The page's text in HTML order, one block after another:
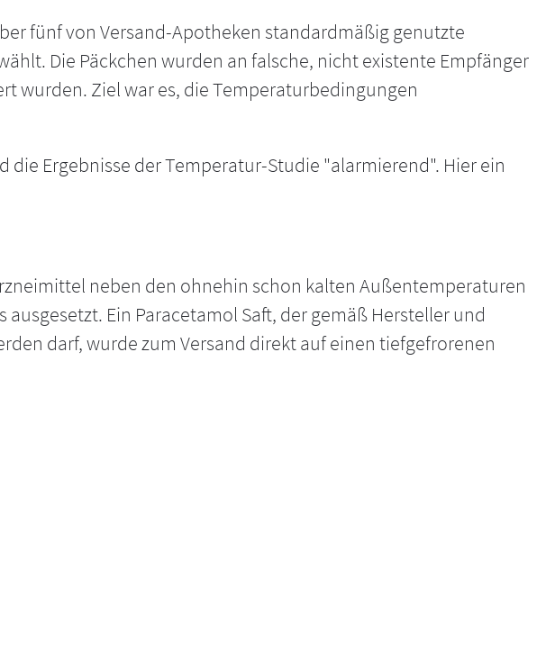
fünf von Versand-Apotheken standardmäßig genutzte
Die Päckchen wurden an falsche, nicht existente Empfänger
wurden. Ziel war es, die Temperaturbedingungen
Ergebnisse der Temperatur-Studie "alarmierend". Hier ein
neben den ohnehin schon kalten Außentemperaturen
Ein Paracetamol Saft, der gemäß Hersteller und
darf, wurde zum Versand direkt auf einen tiefgefrorenen